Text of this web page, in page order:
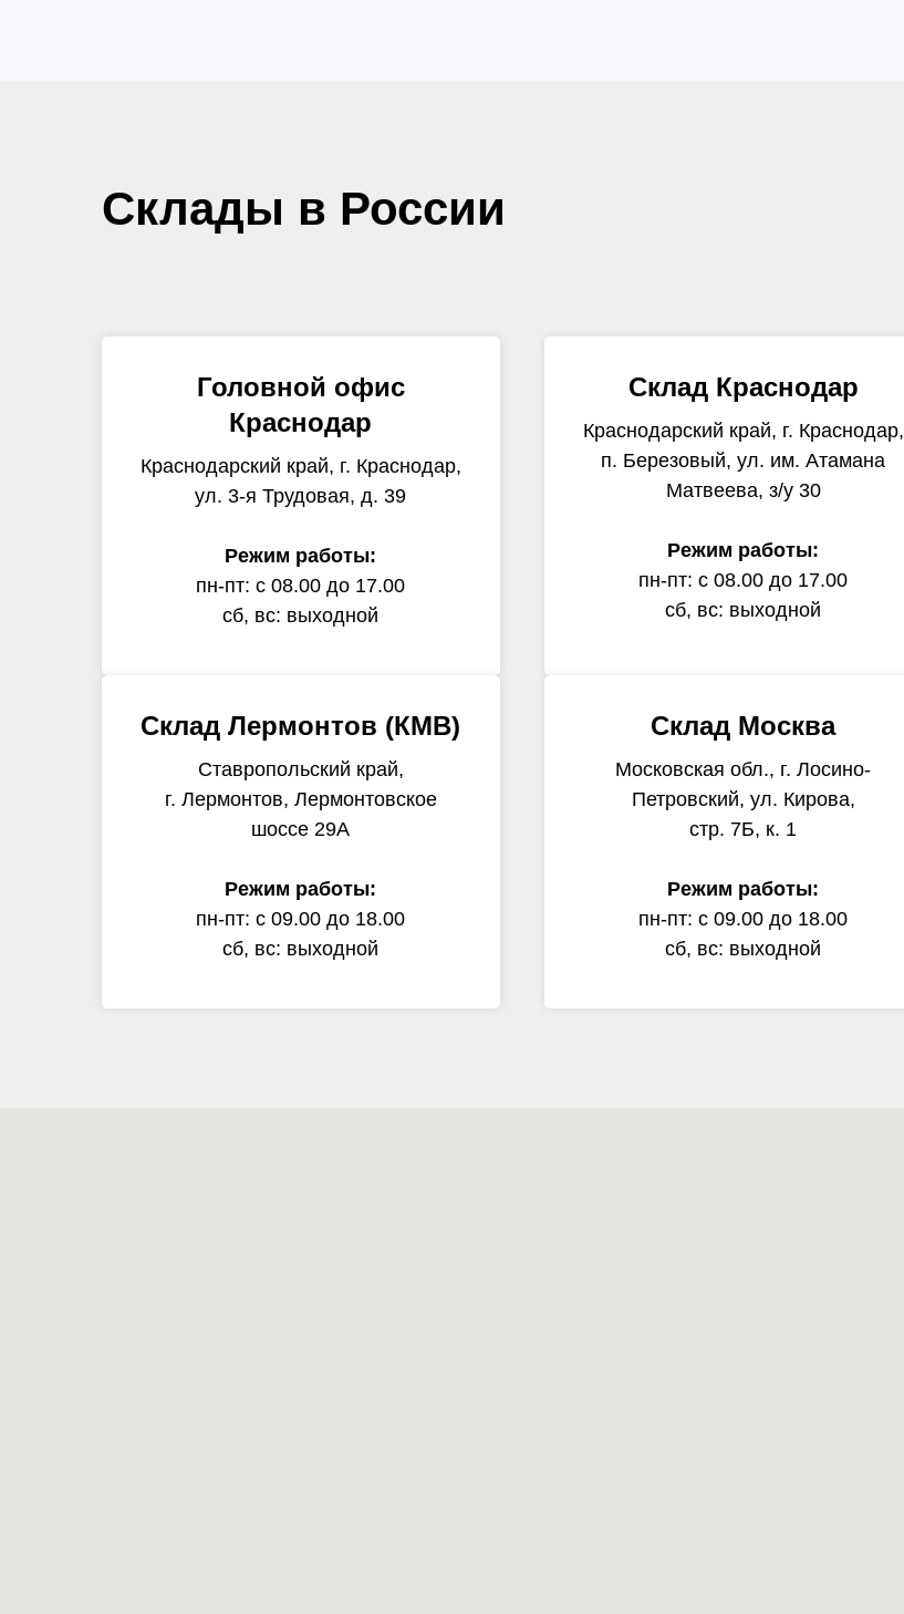
Склады в России
Головной офис
Краснодар
Краснодарский край, г. Краснодар,
ул. 3-я Трудовая, д. 39
Режим работы:
пн-пт: с 08.00 до 17.00
сб, вс: выходной
Склад Краснодар
Краснодарский край, г. Краснодар,
п. Березовый, ул. им. Атамана
Матвеева, з/у 30
Режим работы:
пн-пт: с 08.00 до 17.00
сб, вс: выходной
Склад Лермонтов (КМВ)
Ставропольский край,
г. Лермонтов, Лермонтовское
шоссе 29А
Режим работы:
пн-пт: с 09.00 до 18.00
сб, вс: выходной
Склад Москва
Московская обл., г. Лосино-
Петровский, ул. Кирова,
стр. 7Б, к. 1
Режим работы:
пн-пт: с 09.00 до 18.00
сб, вс: выходной